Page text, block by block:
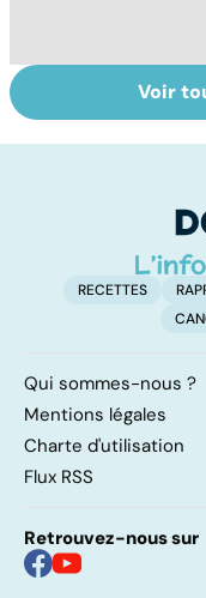
Centenaires,
exemples de
Voir
RECETTES
Qui sommes-nous ?
Mentions légales
Charte d'utilisation
Flux RSS
Retrouvez-nous sur